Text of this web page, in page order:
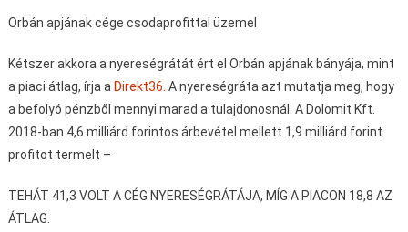
Orbán apjának cége csodaprofittal üzemel
Kétszer akkora a nyereségrátát ért el Orbán apjának bányája, mint
a piaci átlag, írja a Direkt36. A nyereségráta azt mutatja meg, hogy
a befolyó pénzből mennyi marad a tulajdonosnál. A Dolomit Kft.
2018-ban 4,6 milliárd forintos árbevétel mellett 1,9 milliárd forint
profitot termelt –
TEHÁT 41,3 VOLT A CÉG NYERESÉGRÁTÁJA, MÍG A PIACON 18,8 AZ
ÁTLAG.